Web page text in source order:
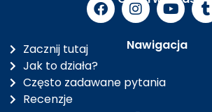
Nawigacja
Zacznij tutaj
Jak to działa?
Często zadawane pytania
Recenzje